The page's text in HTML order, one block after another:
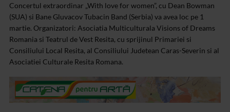
Concertul extraordinar „With love for women”, cu Dean Bowman
(SUA) si Bane Gluvacov Tubacin Band (Serbia) va avea loc pe 1
martie. Organizatori: Asociatia Multiculturala Visions of Dreams
Romania si Teatrul de Vest Resita, cu sprijinul Primariei si
Consiliului Local Resita, al Consiliului Judetean Caras-Severin si al
Asociatiei Culturale Resita Romana.